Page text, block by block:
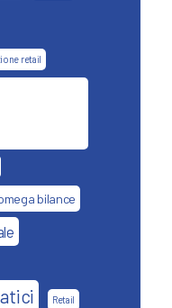
retail
bilance
Retail